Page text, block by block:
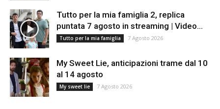
Tutto per la mia famiglia 2, replica
puntata 7 agosto in streaming | Video...
Tutto per la mia famiglia 7 Agosto 2026
My Sweet Lie, anticipazioni trame dal 10
al 14 agosto
My sweet lie 7 Agosto 2026